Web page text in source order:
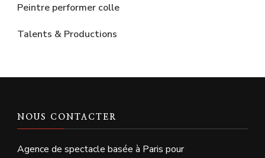
Peintre performer colle
Talents & Productions
NOUS CONTACTER
Agence de spectacle basée à Paris pour